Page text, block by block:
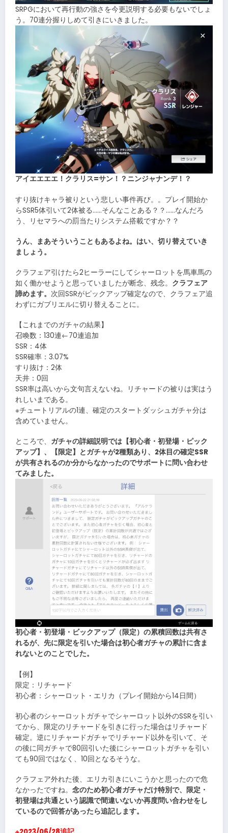
SRPGにおいて再行動の強さを今更説明する必要もないでしょ
う。70連分握りしめて引きにいきました。
アイエエエエ！クラリス=サン！？ニンジャナンデ！？
すり抜けキャラ被りという悲しい事件再び。。プレイ開始か
らSSR5体引いて2体被る……そんなことある？？……なんだろ
う、リセマラへの罰当たりシステム搭載ですか？？
うん、まあそういうこともあるよね。はい、切り替えていき
ましょう。
クラフェア引けたら2ヒーラーにしてシャーロットを馬車馬の
如く働かせようと思っていましたが断念、残念。 クラフェア
諦めます。 次回SSRがピックアップ確定なので、クラフェア追
わずにガブリエルに切り替えることに。
【これまでのガチャの結果】
召喚数：130連←70連追加
SSR：4体
SSR確率：3.07%
すり抜け：2体
天井：0回
SSR率は高いから文句言えないね。リチャードの被りは実はう
れしいまである。
※チュートリアルの1連、確定のスタートダッシュガチャ分は
含めていません。
ところで、 ガチャの詳細説明では【初心者・初登場・ピック
アップ】、【限定】とガチャが2種類あり、2体目の確定SSR
が共有されるのか分からなかったのでサポートに問い合わせ
てみました。
初心者・初登場・ビックアップ（限定）の累積回数は共有さ
れるが、先に限定を引いた場合は初心者ガチャの累計に含ま
れないとのことでした。
【例】
限定：リチャード
初心者：シャーロット・エリカ（プレイ開始から14日間）
初心者のシャーロットガチャでシャーロット以外のSSRを引い
てから、限定のリチャードを引きに行った場合はリチャード
確定。逆にリチャードガチャでリチャード以外を引いて、そ
の後に同ガチャで80回引いた後にシャーロットガチャを引い
ても90回ではなく、10回となるそうな。
クラフェア外れた後、エリカ引きにいこうかと思ったので危
なかったですね。 念のため初心者ガチャだけ特別で、限定・
初登場は共通という認識で間違いないか再度問い合わせをし
ているので回答があったら追記します。